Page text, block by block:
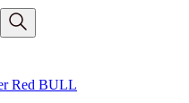
Red BULL